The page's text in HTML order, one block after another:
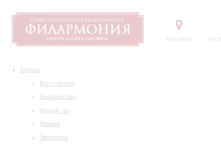
Контакты
Афиша
Все события
Большой зал
Малый зал
Лекции
Экскурсии